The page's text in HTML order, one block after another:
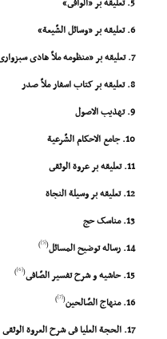
5. تعلیقه بر «الوافى»
6. تعلیقه بر «وسائل الشّیعة»
7. تعلیقه بر «منظومه ملاّ هادى سبزوارى»
8. تعلیقه بر کتاب اسفار ملاّ صدر
9. تهذیب الاصول
10. جامع الاحکام الشّرعیة
11. تعلیقه بر عروة الوثقى
12. تعلیقه بر وسیلة النجاة
13. مناسک حج
14. رساله توضیح المسائل
(
[5]
)
15. حاشیه و شرح تفسیر الصّافى (
[6]
)
16. منهاج الصّالحین (
[7]
)
17. الحجة العلیا فى شرح العروة الوثقى